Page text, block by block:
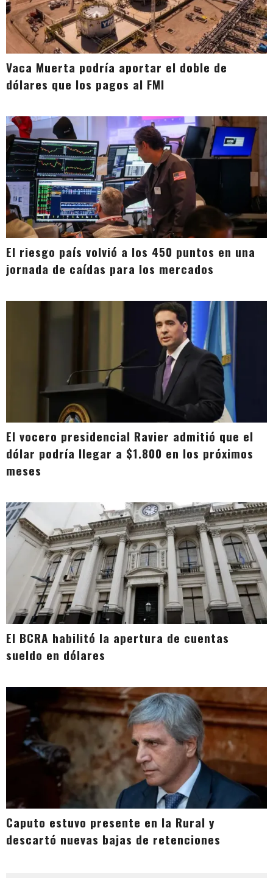
Vaca Muerta podría aportar el doble de
dólares que los pagos al FMI
El riesgo país volvió a los 450 puntos en una
jornada de caídas para los mercados
El vocero presidencial Ravier admitió que el
dólar podría llegar a $1.800 en los próximos
meses
El BCRA habilitó la apertura de cuentas
sueldo en dólares
Caputo estuvo presente en la Rural y
descartó nuevas bajas de retenciones